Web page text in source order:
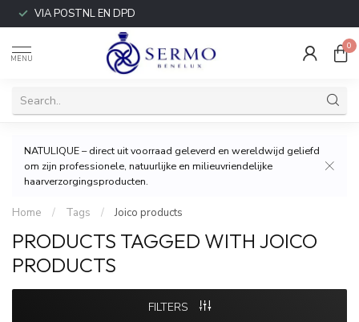
VIA POSTNL EN DPD
MENU
0
NATULIQUE – direct uit voorraad geleverd en wereldwijd geliefd
om zijn professionele, natuurlijke en milieuvriendelijke
haarverzorgingsproducten.
Home / Tags / Joico products
PRODUCTS TAGGED WITH JOICO
PRODUCTS
FILTERS